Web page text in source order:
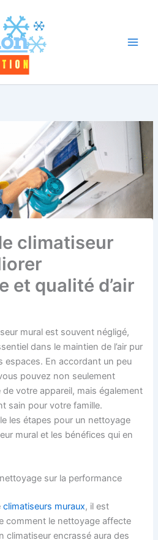
climatiseur
et qualité d’air
mural est souvent négligé,
dans le maintien de l’air pur
espaces. En accordant un peu
pouvez non seulement
votre appareil, mais également
sain pour votre famille.
les étapes pour un nettoyage
mural et les bénéfices qui en
sur la performance
climatiseurs muraux, il est
comment le nettoyage affecte
climatiseur encrassé aura des